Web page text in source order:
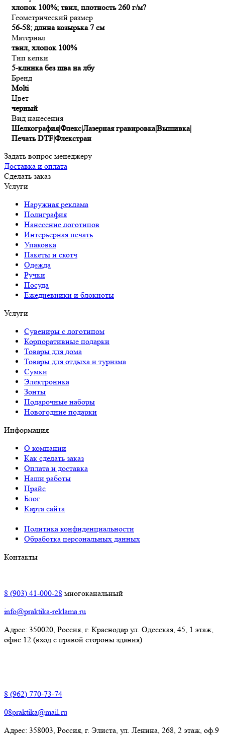
хлопок 100%; твил, плотность 260 г/м?
Геометрический размер
56-58; длина козырька 7 см
Материал
твил, хлопок 100%
Тип кепки
5-клинка без шва на лбу
Бренд
Molti
Цвет
черный
Вид нанесения
Шелкография|Флекс|Лазерная гравировка|Вышивка|
Печать DTF|Флекстран
Задать вопрос менеджеру
Доставка и оплата
Сделать заказ
Услуги
Наружная реклама
Полиграфия
Нанесение логотипов
Интерьерная печать
Упаковка
Пакеты и скотч
Одежда
Ручки
Посуда
Ежедневники и блокноты
Услуги
Сувениры с логотипом
Корпоративные подарки
Товары для дома
Товары для отдыха и туризма
Сумки
Электроника
Зонты
Подарочные наборы
Новогодние подарки
Информация
О компании
Как сделать заказ
Оплата и доставка
Наши работы
Прайс
Блог
Карта сайта
Политика конфиденциальности
Обработка персональных данных
Контакты
8 (903) 41-000-28 многоканальный
info@praktika-reklama.ru
Адрес: 350020, Россия, г. Краснодар ул. Одесская, 45, 1 этаж,
офис 12 (вход с правой стороны здания)
8 (962) 770-73-74
08praktika@mail.ru
Адрес:​ 358003, Россия, г. Элиста, ул. Ленина, 268, 2 этаж, оф.9